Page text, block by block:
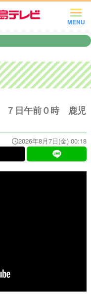
MENU
７日午前０時 鹿児
2026年8月7日(金) 00:18